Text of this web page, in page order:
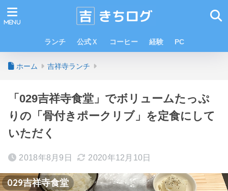
ランチ 公式Ｘ コーヒー 経験 PC
ホーム 吉祥寺ランチ
「029吉祥寺食堂」でボリュームたっぷ
りの「骨付きポークリブ」を定食にして
いただく
2018年8月9日 2020年12月10日
029吉祥寺食堂